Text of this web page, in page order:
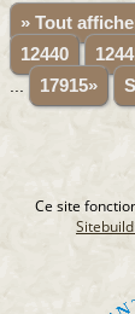
» Tout
12440
17915»
Ce site